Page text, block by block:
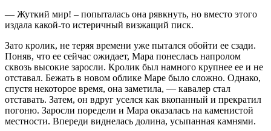
— Жуткий мир! – попыталась она рявкнуть, но вместо этого
издала какой-то истеричный визжащий писк.
Зато кролик, не теряя времени уже пытался обойти ее сзади.
Поняв, что ее сейчас ожидает, Мара понеслась напролом
сквозь высокие заросли. Кролик был намного крупнее ее и не
отставал. Бежать в новом облике Маре было сложно. Однако,
спустя некоторое время, она заметила, — кавалер стал
отставать. Затем, он вдруг уселся как вкопанный и прекратил
погоню. Заросли поредели и Мара оказалась на каменистой
местности. Впереди виднелась долина, усыпанная камнями.